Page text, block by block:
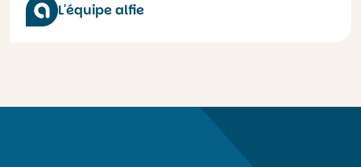
L'équipe alfie